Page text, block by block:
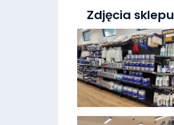
Zdjęcia sklepu